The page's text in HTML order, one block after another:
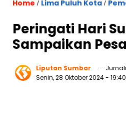
Home / Lima Puluh Kota /
Peringati Hari
Sampaikan
Liputan Sumbar
-
Senin, 28 Oktober 2024-